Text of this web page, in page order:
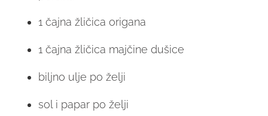
1 čajna žličica origana
1 čajna žličica majčine dušice
biljno ulje po želji
sol i papar po želji